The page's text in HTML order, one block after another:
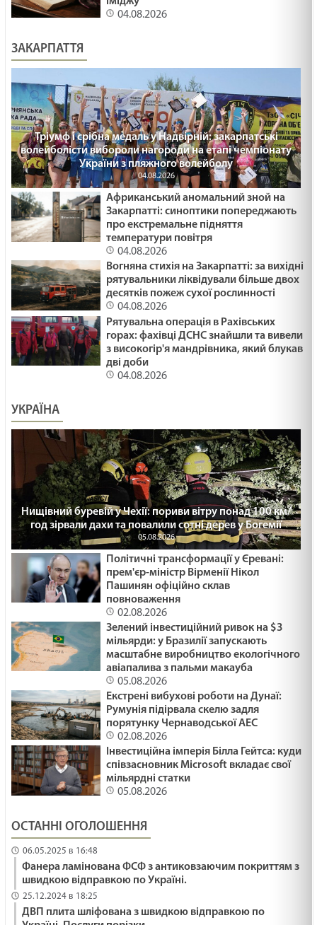
04.08.2026
ЗАКАРПАТТЯ
Тріумф і срібна медаль у Надвірній: закарпатські
волейболісти вибороли нагороди на етапі чемпіонату
України з пляжного волейболу
04.08.2026
Африканський аномальний зной на
Закарпатті: синоптики попереджають
про екстремальне підняття
температури повітря
04.08.2026
Вогняна стихія на Закарпатті: за вихідні
рятувальники ліквідували більше двох
десятків пожеж сухої рослинності
04.08.2026
Рятувальна операція в Рахівських
горах: фахівці ДСНС знайшли та вивели
з високогір'я мандрівника, який блукав
дві доби
04.08.2026
УКРАЇНА
Нищівний буревій у Чехії: пориви вітру понад 100 км/
год зірвали дахи та повалили сотні дерев у Богемії
05.08.2026
Політичні трансформації у Єревані:
прем'єр-міністр Вірменії Нікол
Пашинян офіційно склав
повноваження
02.08.2026
Зелений інвестиційний ривок на $3
мільярди: у Бразилії запускають
масштабне виробництво екологічного
авіапалива з пальми макауба
05.08.2026
Екстрені вибухові роботи на Дунаї:
Румунія підірвала скелю задля
порятунку Чернаводської АЕС
02.08.2026
Інвестиційна імперія Білла Гейтса: куди
співзасновник Microsoft вкладає свої
мільярдні статки
05.08.2026
ОСТАННІ ОГОЛОШЕННЯ
06.05.2025 в 16:48
Фанера ламінована ФСФ з антиковзаючим покриттям з
швидкою відправкою по Україні.
25.12.2024 в 18:25
ДВП плита шліфована з швидкою відправкою по